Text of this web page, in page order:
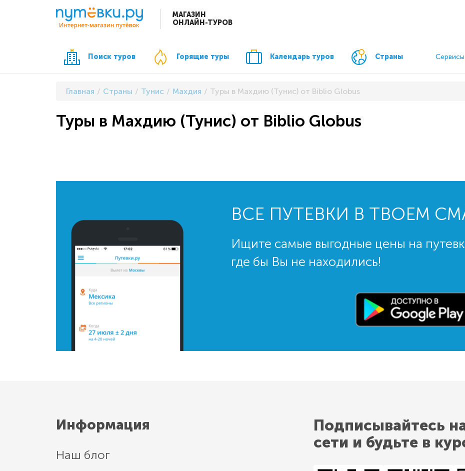
МАГАЗИН
ОНЛАЙН-ТУРОВ
Поиск туров Горящие туры Календарь туров Страны Сервисы
Главная Страны Тунис Махдия Туры в Махдию (Тунис) от Biblio Globus
Туры в Махдию (Тунис) от Biblio Globus
ВСЕ ПУТЕВКИ В ТВОЕМ
Ищите самые выгодные цены на
где бы Вы не находились!
Информация
Наш блог
Подписывайтесь
сети и будьте в